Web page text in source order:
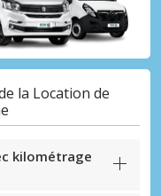
la Location de
kilométrage